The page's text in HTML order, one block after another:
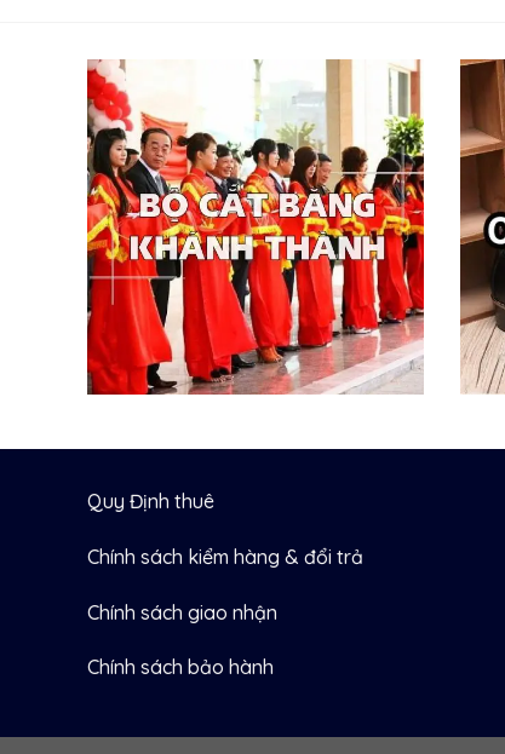
Quy Định thuê
Chính sách kiểm hàng & đổi trả
Chính sách giao nhận
Chính sách bảo hành